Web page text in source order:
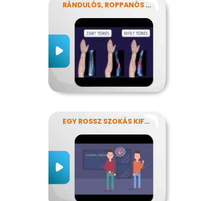
RÁNDULÓS, ROPPANÓS BALESETEK
EGY ROSSZ SZOKÁS KIFÜSTÖLÉSE